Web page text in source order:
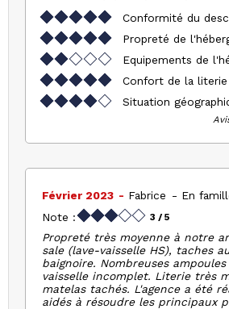
Conformité du
Propreté de
Equipements de
Confort de la literie
Situation
Février 2023 Fabrice En
Note :
3 / 5
Propreté très moyenne à notre
sale (lave-vaisselle HS), taches
baignoire. Nombreuses
vaisselle incomplet. Literie très
matelas tachés. L'agence a été
aidés à résoudre les principaux